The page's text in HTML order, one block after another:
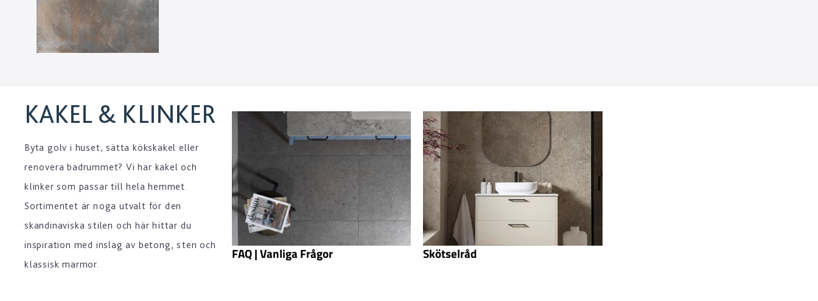
KAKEL & KLINKER
Byta golv i huset, sätta kökskakel eller
renovera badrummet? Vi har kakel och
klinker som passar till hela hemmet.
Sortimentet är noga utvalt för den
skandinaviska stilen och här hittar du
inspiration med inslag av betong, sten och
klassisk marmor.
FAQ | Vanliga Frågor Skötselråd